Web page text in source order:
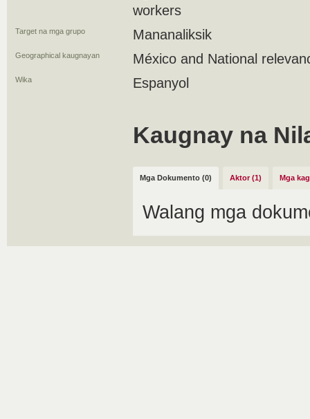
workers
Target na mga grupo Mananaliksik
Geographical kaugnayan México and National
Wika Espanyol
Kaugnay na
Mga Dokumento (0) Aktor (1) Mga
Walang mga